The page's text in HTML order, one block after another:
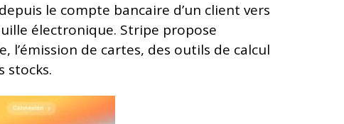
le compte bancaire d’un client vers
électronique. Stripe propose
de cartes, des outils de calcul
stocks.